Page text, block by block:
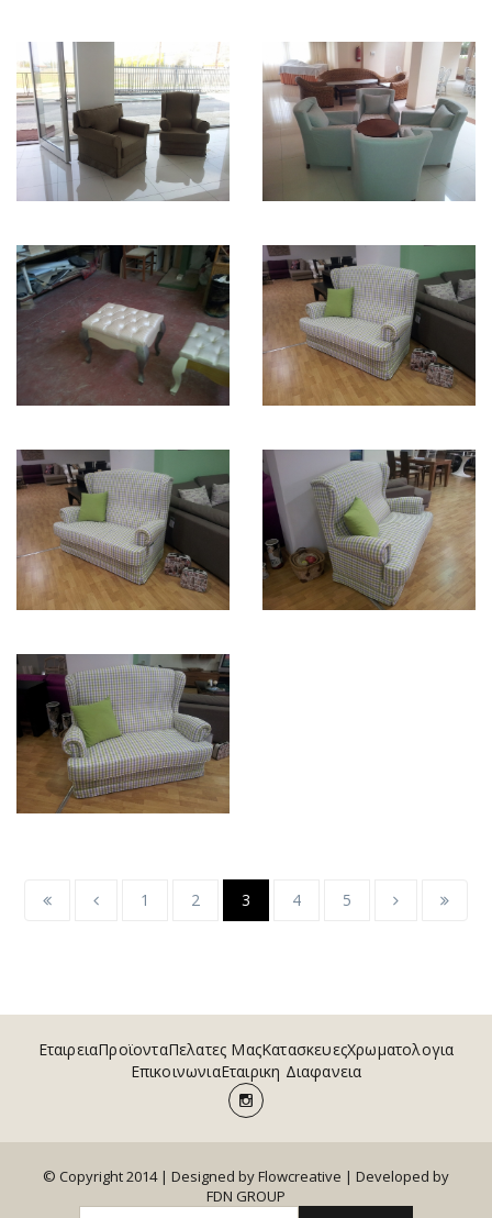
1 2 3 4 5
ΕταιρειαΠροϊονταΠελατες ΜαςΚατασκευεςΧρωματολογια
ΕπικοινωνιαΕταιρικη Διαφανεια
© Copyright 2014 | Designed by Flowcreative | Developed by
FDN GROUP